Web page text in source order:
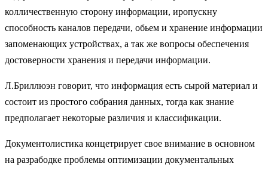
колличественную сторону информации, иропускну
способность каналов передачи, обьем и хранение информации
запоменающих устройствах, а так же вопросы обеспечения
достоверности хранения и передачи информации.
Л.Бриллюэн говорит, что информация есть сырой материал и
состоит из простого собрания данных, тогда как знание
предполагает некоторые различия и классификации.
Документолистика концетрирует свое внимание в основном
на разрабодке проблемы оптимизации документальных